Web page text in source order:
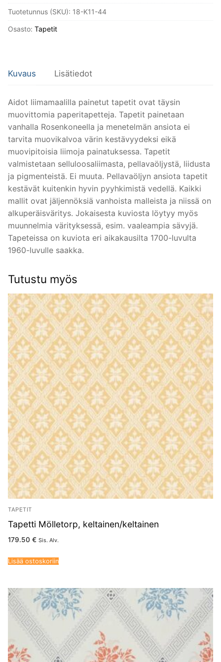
sininen
määrä
Tuotetunnus (SKU): 18-K11-44
Osasto: Tapetit
Kuvaus Lisätiedot
Aidot liimamaalilla painetut tapetit ovat täysin
muovittomia paperitapetteja. Tapetit painetaan
vanhalla Rosenkoneella ja menetelmän ansiota ei
tarvita muovikalvoa värin kestävyydeksi eikä
muovipitoisia liimoja painatuksessa. Tapetit
valmistetaan selluloosaliimasta, pellavaöljystä, liidusta
ja pigmenteistä. Ei muuta. Pellavaöljyn ansiota tapetit
kestävät kuitenkin hyvin pyyhkimistä vedellä. Kaikki
mallit ovat jäljennöksiä vanhoista malleista ja niissä on
alkuperäisväritys. Jokaisesta kuviosta löytyy myös
muunnelmia värityksessä, esim. vaaleampia sävyjä.
Tapeteissa on kuviota eri aikakausilta 1700-luvulta
1960-luvulle saakka.
Tutustu myös
TAPETIT
Tapetti Mölletorp, keltainen/keltainen
179.50 € Sis. Alv.
Lisää ostoskoriin